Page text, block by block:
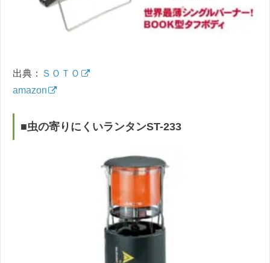
出典：
ＳＯＴＯ
amazon
■虫の寄りにくいランタンST-233